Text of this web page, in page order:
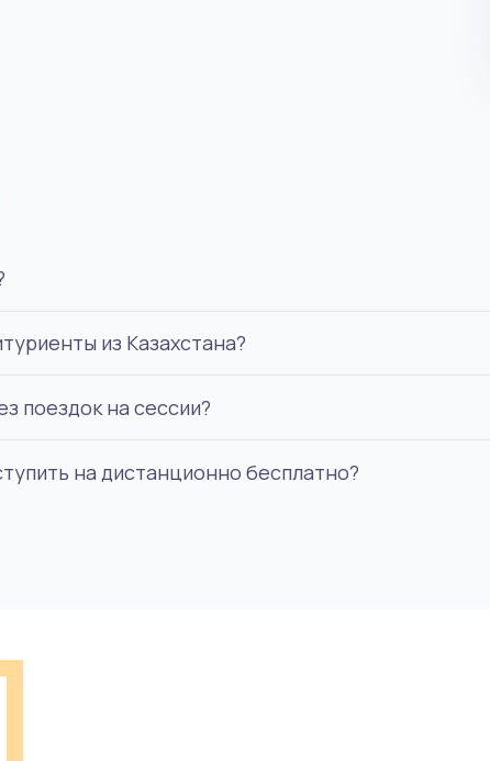
из Казахстана?
поездок на сессии?
на дистанционно бесплатно?